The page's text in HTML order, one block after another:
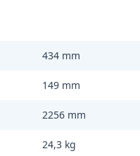
434 mm
149 mm
2256 mm
24,3 kg